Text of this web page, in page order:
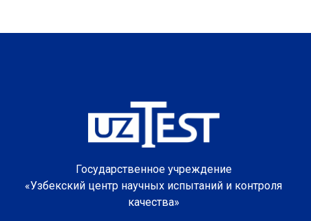
Государственное учреждение
«Узбекский центр научных испытаний и контроля
качества»